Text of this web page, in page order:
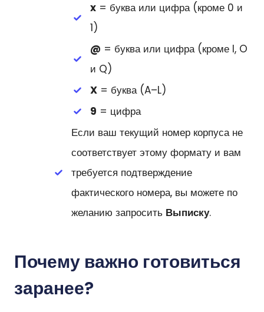
x = буква или цифра (кроме 0 и
1)
@ = буква или цифра (кроме I, O
и Q)
X = буква (A–L)
9 = цифра
Если ваш текущий номер корпуса не
соответствует этому формату и вам
требуется подтверждение
фактического номера, вы можете по
желанию запросить Выписку.
Почему важно готовиться
заранее?